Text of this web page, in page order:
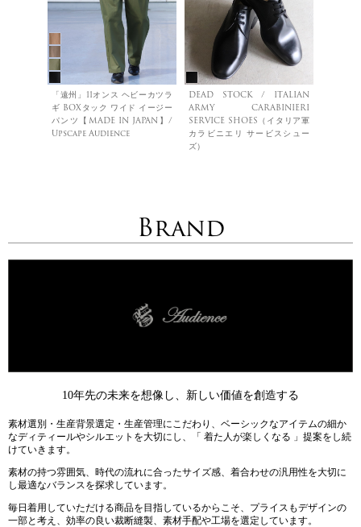
「遠州」11オンス ヘビーカツラ
ギ BOXタック ワイド イージー
パンツ【MADE IN JAPAN】/
Upscape Audience
DEAD STOCK / ITALIAN
ARMY CARABINIERI
SERVICE SHOES（イタリア軍
カラビニエリ サービスシュー
ズ）
Brand
10年先の未来を想像し、新しい価値を創造する
素材選別・生産背景選定・生産管理にこだわり、ベーシックなアイテムの細か
なディティールやシルエットを大切にし、「 着た人が楽しくなる 」提案をし続
けていきます。
素材の持つ雰囲気、時代の流れに合ったサイズ感、着合わせの汎用性を大切に
し最適なバランスを探求しています。
毎日着用していただける商品を目指しているからこそ、プライスもデザインの
一部と考え、効率の良い裁断縫製、素材手配や工場を選定しています。